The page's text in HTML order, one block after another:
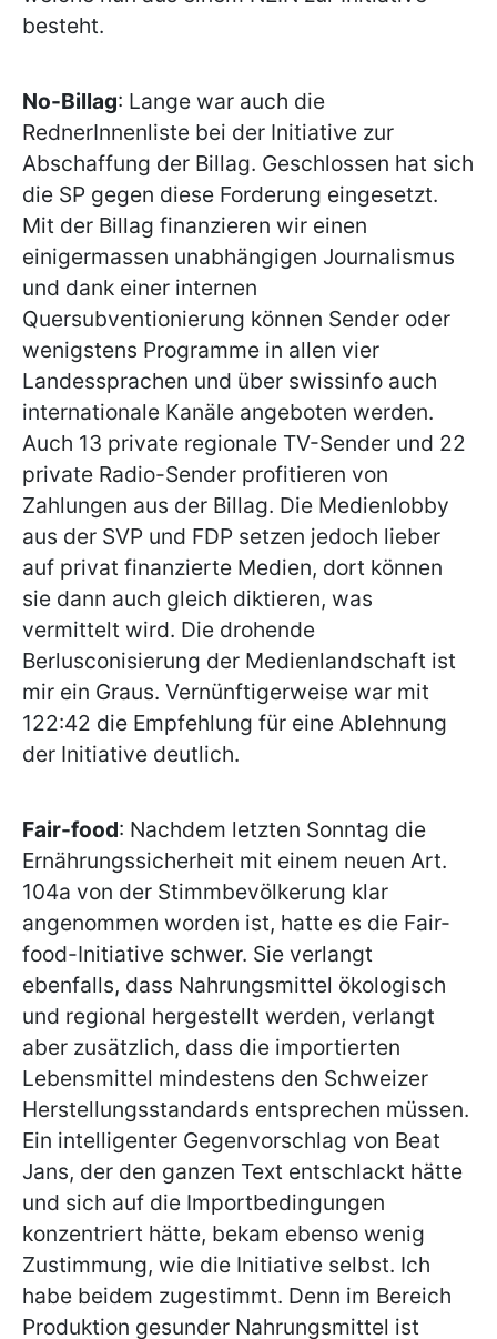
besteht.
No-Billag: Lange war auch die
RednerInnenliste bei der Initiative zur
Abschaffung der Billag. Geschlossen hat sich
die SP gegen diese Forderung eingesetzt.
Mit der Billag finanzieren wir einen
einigermassen unabhängigen Journalismus
und dank einer internen
Quersubventionierung können Sender oder
wenigstens Programme in allen vier
Landessprachen und über swissinfo auch
internationale Kanäle angeboten werden.
Auch 13 private regionale TV-Sender und 22
private Radio-Sender profitieren von
Zahlungen aus der Billag. Die Medienlobby
aus der SVP und FDP setzen jedoch lieber
auf privat finanzierte Medien, dort können
sie dann auch gleich diktieren, was
vermittelt wird. Die drohende
Berlusconisierung der Medienlandschaft ist
mir ein Graus. Vernünftigerweise war mit
122:42 die Empfehlung für eine Ablehnung
der Initiative deutlich.
Fair-food: Nachdem letzten Sonntag die
Ernährungssicherheit mit einem neuen Art.
104a von der Stimmbevölkerung klar
angenommen worden ist, hatte es die Fair-
food-Initiative schwer. Sie verlangt
ebenfalls, dass Nahrungsmittel ökologisch
und regional hergestellt werden, verlangt
aber zusätzlich, dass die importierten
Lebensmittel mindestens den Schweizer
Herstellungsstandards entsprechen müssen.
Ein intelligenter Gegenvorschlag von Beat
Jans, der den ganzen Text entschlackt hätte
und sich auf die Importbedingungen
konzentriert hätte, bekam ebenso wenig
Zustimmung, wie die Initiative selbst. Ich
habe beidem zugestimmt. Denn im Bereich
Produktion gesunder Nahrungsmittel ist